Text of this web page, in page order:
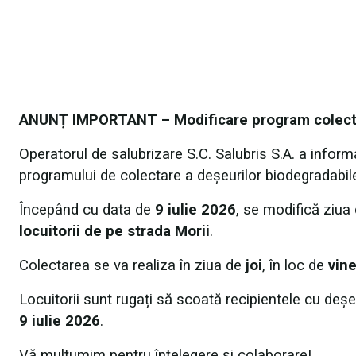
ANUNȚ IMPORTANT – Modificare program
Operatorul de salubrizare S.C. Salubris S.A. a
programului de colectare a deșeurilor
Începând cu data de 9 iulie 2026, se modifică ziua
locuitorii de pe strada Morii.
Colectarea se va realiza în ziua de joi, în loc de
Locuitorii sunt rugați să scoată recipientele cu
9 iulie 2026.